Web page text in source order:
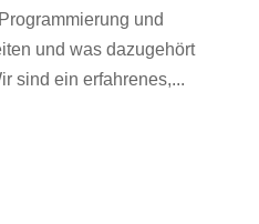
und
und was dazugehört
sind ein erfahrenes,...